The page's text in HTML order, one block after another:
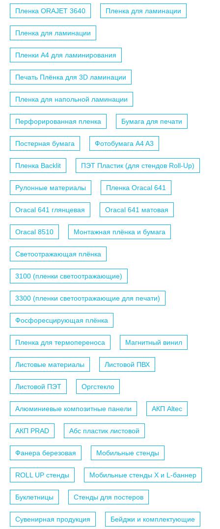
Пленка ORAJET 3640 Пленка для ламинации
Пленка для ламинации
Пленки A4 для ламинирования
Печать Плёнка для 3D ламинации
Пленка для напольной ламинации
Перфорированная пленка Бумага для печати
Постерная бумага Фотобумага A4 A3
Пленка Backlit ПЭТ Пластик (для стендов Roll-Up)
Рулонные материалы Пленка Oracal 641
Oracal 641 глянцевая Oracal 641 матовая
Oracal 8510 Монтажная плёнка и бумага
Светоотражающая плёнка
3100 (пленки светоотражающие)
3300 (пленки светоотражающие для печати)
Фосфоресцирующая плёнка
Пленка для термопереноса Магнитный винил
Листовые материалы Листовой ПВХ
Листовой ПЭТ Оргстекло
Алюминиевые композитные панели АКП Altec
АКП PRAD Абс пластик листовой
Фанера березовая Мобильные стенды
ROLL UP стенды Мобильные стенды X и L-баннер
Буклетницы Стенды для постеров
Сувенирная продукция Бейджи и комплектующие